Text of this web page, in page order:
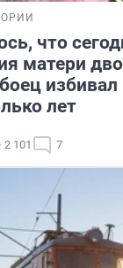
что
матери
избивал
лет
2 101 7